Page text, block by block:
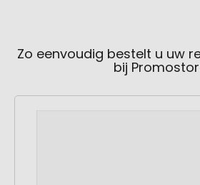
Zo eenvoudig bestelt u uw
bij